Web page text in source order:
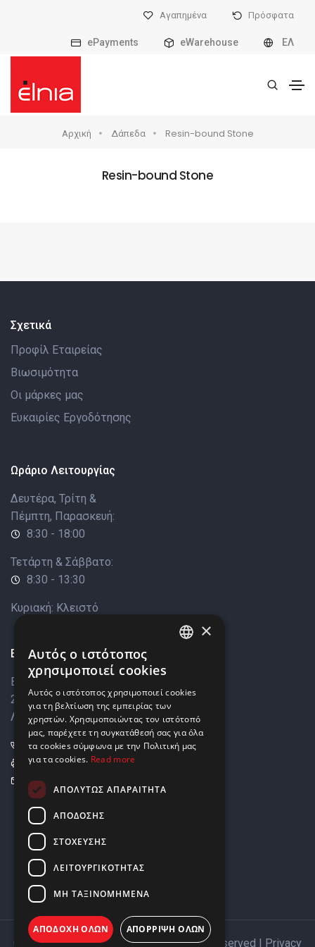
Αγαπημένα Πρόσφατα
ePayments eWarehouse ΕΛ
Αρχική Δάπεδα Resin-bound Stone
Resin-bound Stone
Σχετικά
Προφίλ Εταιρείας
Βιωσιμότητα
Οι μάρκες μας
Ευκαιρίες Εργοδότησης
Ωράριο Λειτουργίας
Δευτέρα, Τρίτη &
Πέμπτη, Παρασκευή:
8:30 - 18:00
Τετάρτη & Σάββατο:
8:30 - 13:30
Κυριακή: Κλειστό
Επικοινωνία
Βάρκιζας 8,
2033 Στρόβολος,
Λευκωσία, Κύπρος
+357 22449999
+357 22449989
info@elnia.com
Copyright © 2026 ELNIA Ltd. All Rights Reserved | Privacy
GREEK
×
Αυτός ο ιστότοπος
χρησιμοποιεί cookies
Αυτός ο ιστότοπος χρησιμοποιεί cookies
για τη βελτίωση της εμπειρίας των
χρηστών. Χρησιμοποιώντας τον ιστότοπό
μας, παρέχετε τη συγκατάθεσή σας για όλα
τα cookies σύμφωνα με την Πολιτική μας
για τα cookies. Read more
ΑΠΟΛΎΤΩΣ ΑΠΑΡΑΊΤΗΤΑ
ΑΠΌΔΟΣΗΣ
ΣΤΌΧΕΥΣΗΣ
ΛΕΙΤΟΥΡΓΙΚΌΤΗΤΑΣ
ΜΗ ΤΑΞΙΝΟΜΗΜΈΝΑ
ΑΠΟΔΟΧΉ ΌΛΩΝ ΑΠΌΡΡΙΨΗ ΌΛΩΝ